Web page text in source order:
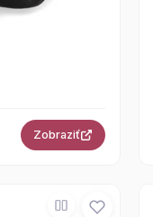
Zobraziť